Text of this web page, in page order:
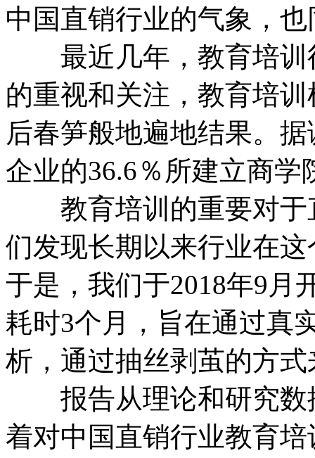
中国直销行业的气象，
最近几年，教育培训
的重视和关注，教育培
后春笋般地遍地结果。
企业的36.6％所建立商学
教育培训的重要对于
们发现长期以来行业在
于是，我们于2018年9月
耗时3个月，旨在通过真
析，通过抽丝剥茧的方
报告从理论和研究数
着对中国直销行业教育